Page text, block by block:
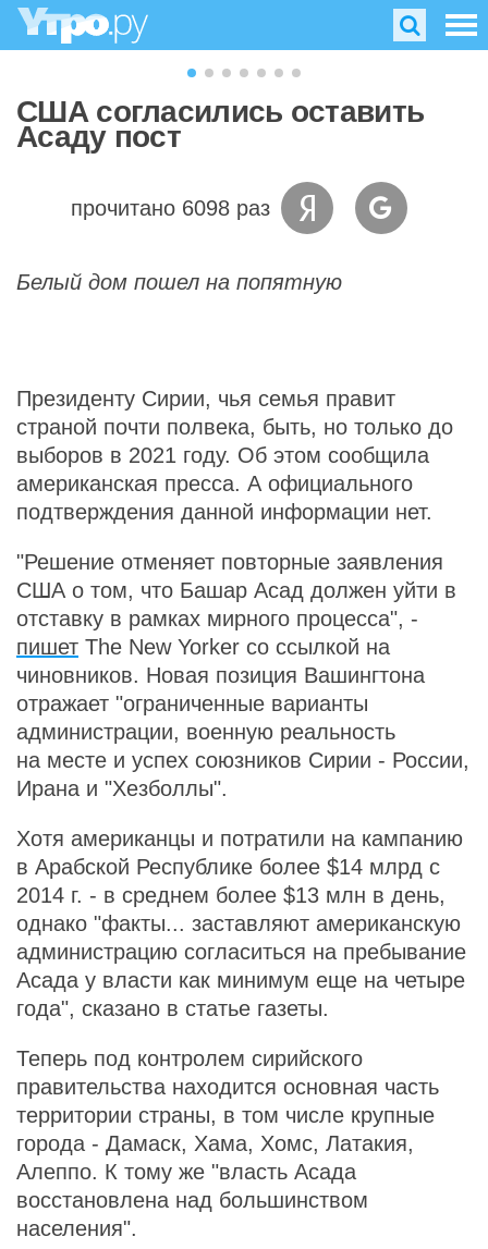
США согласились оставить
Асаду пост
прочитано 6098 раз
Белый дом пошел на попятную
Президенту Сирии, чья семья правит
страной почти полвека, быть, но только до
выборов в 2021 году. Об этом сообщила
американская пресса. А официального
подтверждения данной информации нет.
"Решение отменяет повторные заявления
США о том, что Башар Асад должен уйти в
отставку в рамках мирного процесса", -
пишет The New Yorker со ссылкой на
чиновников. Новая позиция Вашингтона
отражает "ограниченные варианты
администрации, военную реальность
на месте и успех союзников Сирии - России,
Ирана и "Хезболлы".
Хотя американцы и потратили на кампанию
в Арабской Республике более $14 млрд с
2014 г. - в среднем более $13 млн в день,
однако "факты... заставляют американскую
администрацию согласиться на пребывание
Асада у власти как минимум еще на четыре
года", сказано в статье газеты.
Теперь под контролем сирийского
правительства находится основная часть
территории страны, в том числе крупные
города - Дамаск, Хама, Хомс, Латакия,
Алеппо. К тому же "власть Асада
восстановлена над большинством
населения".